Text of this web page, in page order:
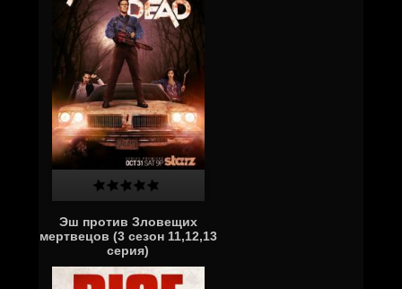
Эш против Зловещих
мертвецов (3 сезон 11,12,13
серия)